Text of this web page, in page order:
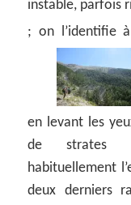
instable, parfois
; on l’identifie
en levant les
de strates
habituellement
deux derniers